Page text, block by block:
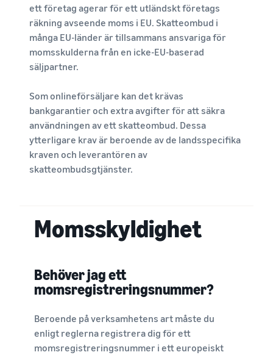
ett företag agerar för ett utländskt företags
räkning avseende moms i EU. Skatteombud i
många EU-länder är tillsammans ansvariga för
momsskulderna från en icke-EU-baserad
säljpartner.
Som onlineförsäljare kan det krävas
bankgarantier och extra avgifter för att säkra
användningen av ett skatteombud. Dessa
ytterligare krav är beroende av de landsspecifika
kraven och leverantören av
skatteombudsgtjänster.
Momsskyldighet
Behöver jag ett
momsregistreringsnummer?
Beroende på verksamhetens art måste du
enligt reglerna registrera dig för ett
momsregistreringsnummer i ett europeiskt